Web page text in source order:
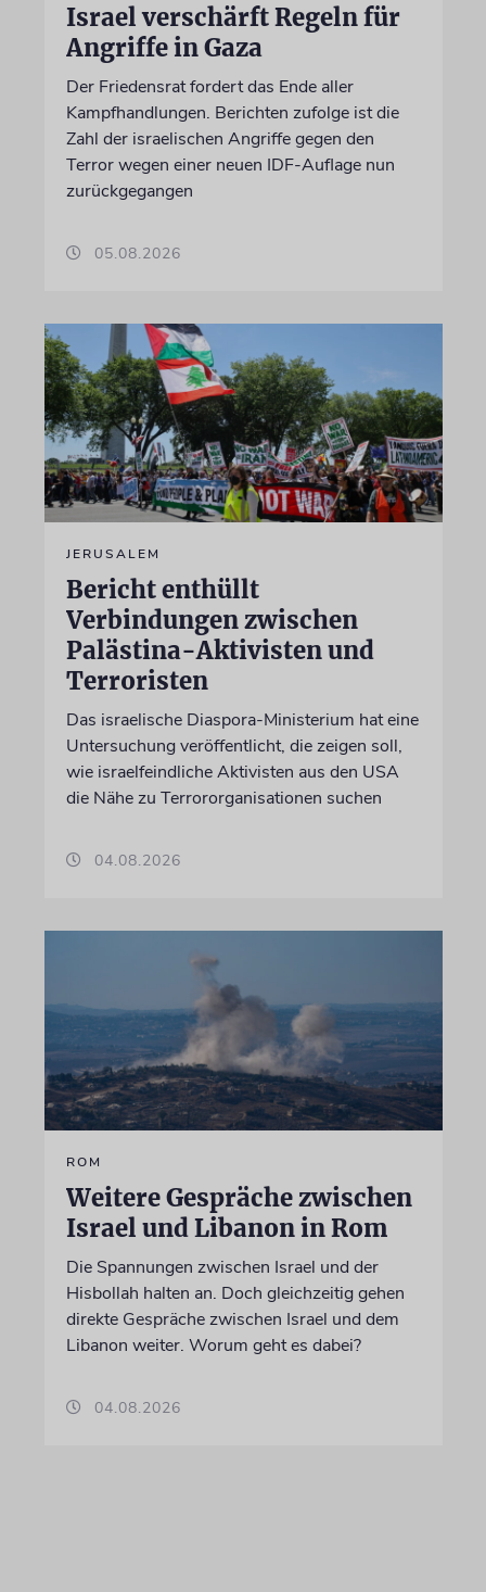
Israel verschärft Regeln für
Angriffe in Gaza
Der Friedensrat fordert das Ende aller
Kampfhandlungen. Berichten zufolge ist die
Zahl der israelischen Angriffe gegen den
Terror wegen einer neuen IDF-Auflage nun
zurückgegangen
05.08.2026
JERUSALEM
Bericht enthüllt
Verbindungen zwischen
Palästina-Aktivisten und
Terroristen
Das israelische Diaspora-Ministerium hat eine
Untersuchung veröffentlicht, die zeigen soll,
wie israelfeindliche Aktivisten aus den USA
die Nähe zu Terrororganisationen suchen
04.08.2026
ROM
Weitere Gespräche zwischen
Israel und Libanon in Rom
Die Spannungen zwischen Israel und der
Hisbollah halten an. Doch gleichzeitig gehen
direkte Gespräche zwischen Israel und dem
Libanon weiter. Worum geht es dabei?
04.08.2026